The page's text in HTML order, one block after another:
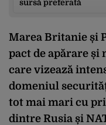
sursă preferată
Marea Britanie și
pact de apărare
care vizează
domeniul
tot mai mari cu
dintre Rusia și